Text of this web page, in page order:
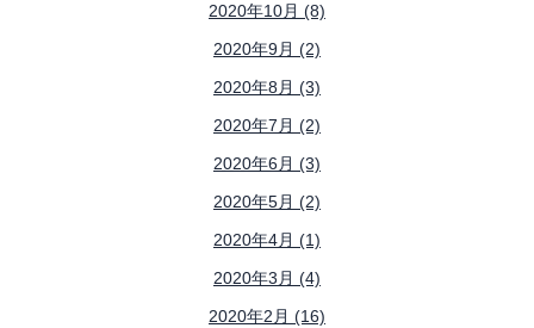
2020年10月 (8)
2020年9月 (2)
2020年8月 (3)
2020年7月 (2)
2020年6月 (3)
2020年5月 (2)
2020年4月 (1)
2020年3月 (4)
2020年2月 (16)